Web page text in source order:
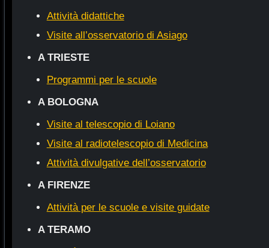
Attività didattiche
Visite all’osservatorio di Asiago
A TRIESTE
Programmi per le scuole
A BOLOGNA
Visite al telescopio di Loiano
Visite al radiotelescopio di Medicina
Attività divulgative dell’osservatorio
A FIRENZE
Attività per le scuole e visite guidate
A TERAMO